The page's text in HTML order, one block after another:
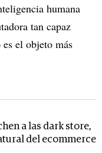
humana
tan capaz
el objeto más
a las dark store,
del ecommerce